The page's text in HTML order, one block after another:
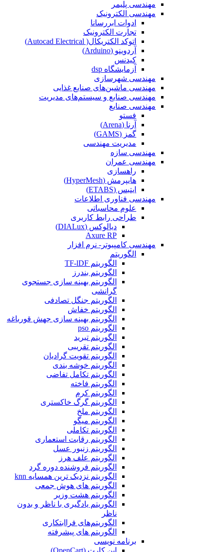
مهندسی پلیمر
مهندسی الکترونیک
ادوات ابررسانا
تجارت الکترونیک
اتوکد الکتریکال( Autocad Electrical)
آردوینو (Arduino)
کیدنس
آزمایشگاه dsp
مهندسی شهرسازی
مهندسی ماشین‌های صنایع غذایی
مهندسی صنایع و سیستم‌های مدیریت
مهندسی صنایع
فستو
آرنا (Arena)
گمز (GAMS)
مدیریت مهندسی
مهندسی سازه
مهندسی عمران‌
راهسازی
هایپرمش (HyperMesh)
ایتبس (ETABS)
مهندسی فناوری اطلاعات
علوم محاسباتی
طراحی رابط کاربری
دیالوکس (DIALux)
Axure RP
مهندسی کامپیوتر- نرم افزار
الگوریتم
الگوریتم TF-lDF
الگوریتم بندرز
الگوریتم بهینه سازی جستجوی
گرانشی
الگوریتم جنگل تصادفی
الگوریتم خفاش
الگوریتم بهینه سازی جهش قورباغه
الگوریتم pso
الگوریتم تبرید
الگوریتم تقریبی
الگوریتم تقویت گرادیان
الگوریتم خوشه بندی
الگوریتم تکامل تفاضی
الگوریتم فاخته
الگوریتم کرم
الگوریتم گرگ خاکستری
الگوریتم ملخ
الگوریتم میگو
الگوریتم تکاملی
الگوریتم رقابت استعماری
الگوریتم زنبور عسل
الگوریتم علف هرز
الگوریتم فروشنده دوره گرد
الگوریتم نزدیک ترین همسایه knn
الگوریتم های هوش جمعی
الگوریتم هشت وزیر
الگوریتم یادگیری با ناظر و بدون
ناظر
الگوریتم‌های فراابتکاری
الگوریتم های پیشرفته
برنامه نویسی
اپن کارت (OpenCart)